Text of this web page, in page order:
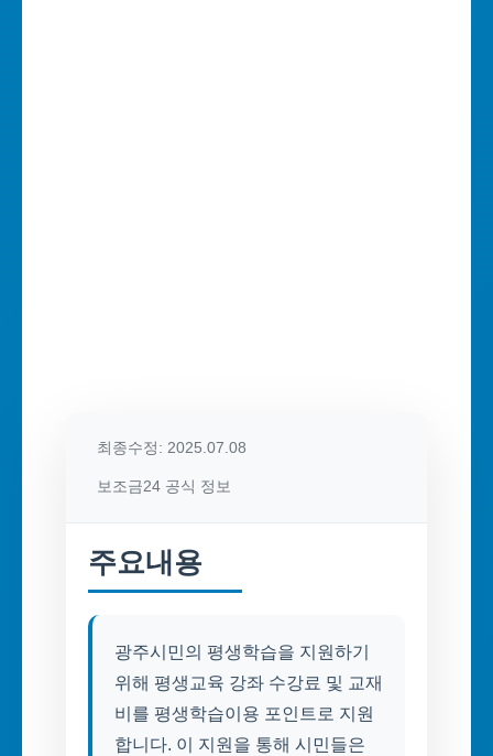
최종수정: 2025.07.08
보조금24 공식 정보
주요내용
광주시민의 평생학습을 지원하기
위해 평생교육 강좌 수강료 및 교재
비를 평생학습이용 포인트로 지원
합니다. 이 지원을 통해 시민들은